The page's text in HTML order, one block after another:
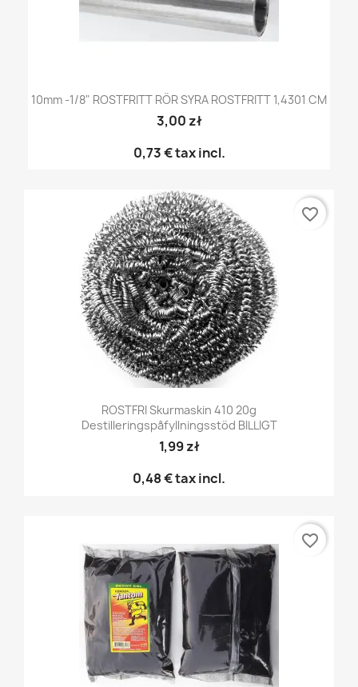
10mm -1/8" ROSTFRITT RÖR SYRA ROSTFRITT 1,4301 CM
3,00 zł
0,73 €tax incl.
ROSTFRI Skurmaskin 410 20g
Destilleringspåfyllningsstöd BILLIGT
1,99 zł
0,48 €tax incl.
favorite_border
favorite_border